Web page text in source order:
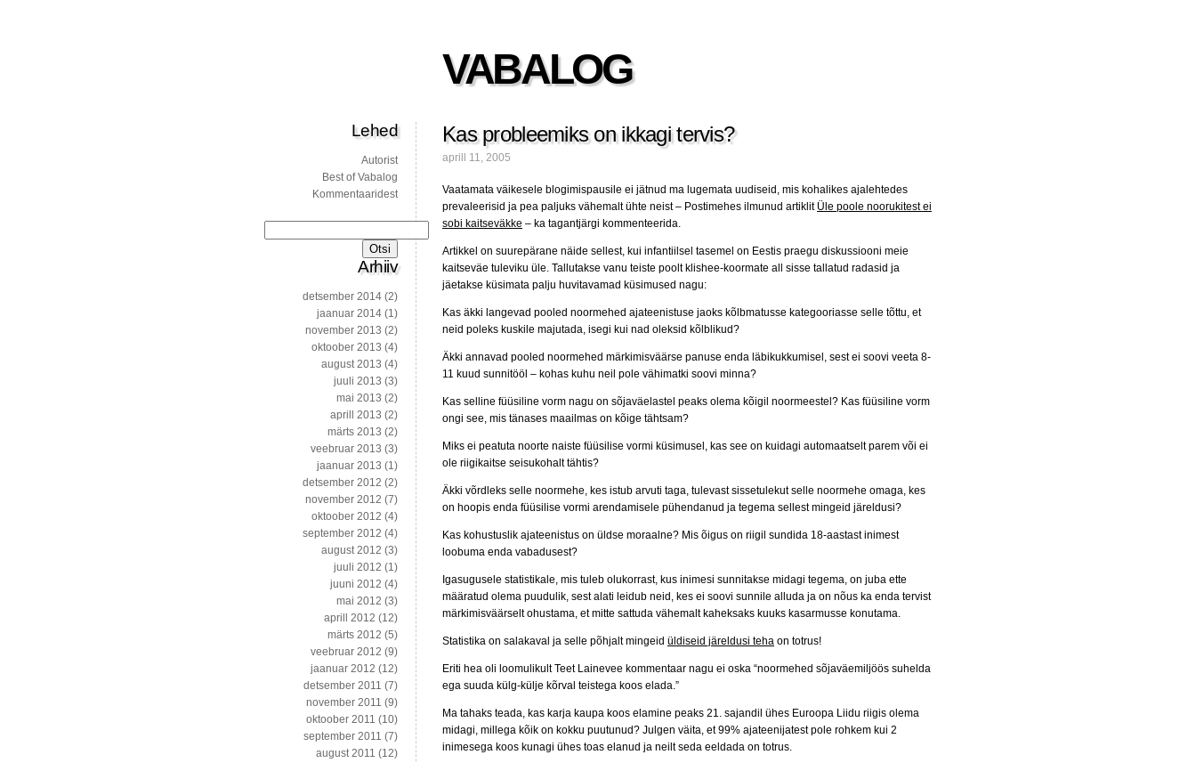
VABALOG
Kas probleemiks on ikkagi tervis?
aprill 11, 2005
Vaatamata väikesele blogimispausile ei jätnud ma lugemata uudiseid, mis kohalikes ajalehtedes
prevaleerisid ja pea paljuks vähemalt ühte neist – Postimehes ilmunud artiklit Üle poole noorukitest ei
sobi kaitseväkke – ka tagantjärgi kommenteerida.
Artikkel on suurepärane näide sellest, kui infantiilsel tasemel on Eestis praegu diskussiooni meie
kaitseväe tuleviku üle. Tallutakse vanu teiste poolt klishee-koormate all sisse tallatud radasid ja
jäetakse küsimata palju huvitavamad küsimused nagu:
Kas äkki langevad pooled noormehed ajateenistuse jaoks kõlbmatusse kategooriasse selle tõttu, et
neid poleks kuskile majutada, isegi kui nad oleksid kõlblikud?
Äkki annavad pooled noormehed märkimisväärse panuse enda läbikukkumisel, sest ei soovi veeta 8-
11 kuud sunnitööl – kohas kuhu neil pole vähimatki soovi minna?
Kas selline füüsiline vorm nagu on sõjaväelastel peaks olema kõigil noormeestel? Kas füüsiline vorm
ongi see, mis tänases maailmas on kõige tähtsam?
Miks ei peatuta noorte naiste füüsilise vormi küsimusel, kas see on kuidagi automaatselt parem või ei
ole riigikaitse seisukohalt tähtis?
Äkki võrdleks selle noormehe, kes istub arvuti taga, tulevast sissetulekut selle noormehe omaga, kes
on hoopis enda füüsilise vormi arendamisele pühendanud ja tegema sellest mingeid järeldusi?
Kas kohustuslik ajateenistus on üldse moraalne? Mis õigus on riigil sundida 18-aastast inimest
loobuma enda vabadusest?
Igasugusele statistikale, mis tuleb olukorrast, kus inimesi sunnitakse midagi tegema, on juba ette
määratud olema puudulik, sest alati leidub neid, kes ei soovi sunnile alluda ja on nõus ka enda tervist
märkimisväärselt ohustama, et mitte sattuda vähemalt kaheksaks kuuks kasarmusse konutama.
Statistika on salakaval ja selle põhjalt mingeid üldiseid järeldusi teha on totrus!
Eriti hea oli loomulikult Teet Lainevee kommentaar nagu ei oska “noormehed sõjaväemiljöös suhelda
ega suuda külg-külje kõrval teistega koos elada.”
Ma tahaks teada, kas karja kaupa koos elamine peaks 21. sajandil ühes Euroopa Liidu riigis olema
midagi, millega kõik on kokku puutunud? Julgen väita, et 99% ajateenijatest pole rohkem kui 2
inimesega koos kunagi ühes toas elanud ja neilt seda eeldada on totrus.
Lehed
Autorist
Best of Vabalog
Kommentaaridest
Arhiiv
detsember 2014 (2)
jaanuar 2014 (1)
november 2013 (2)
oktoober 2013 (4)
august 2013 (4)
juuli 2013 (3)
mai 2013 (2)
aprill 2013 (2)
märts 2013 (2)
veebruar 2013 (3)
jaanuar 2013 (1)
detsember 2012 (2)
november 2012 (7)
oktoober 2012 (4)
september 2012 (4)
august 2012 (3)
juuli 2012 (1)
juuni 2012 (4)
mai 2012 (3)
aprill 2012 (12)
märts 2012 (5)
veebruar 2012 (9)
jaanuar 2012 (12)
detsember 2011 (7)
november 2011 (9)
oktoober 2011 (10)
september 2011 (7)
august 2011 (12)